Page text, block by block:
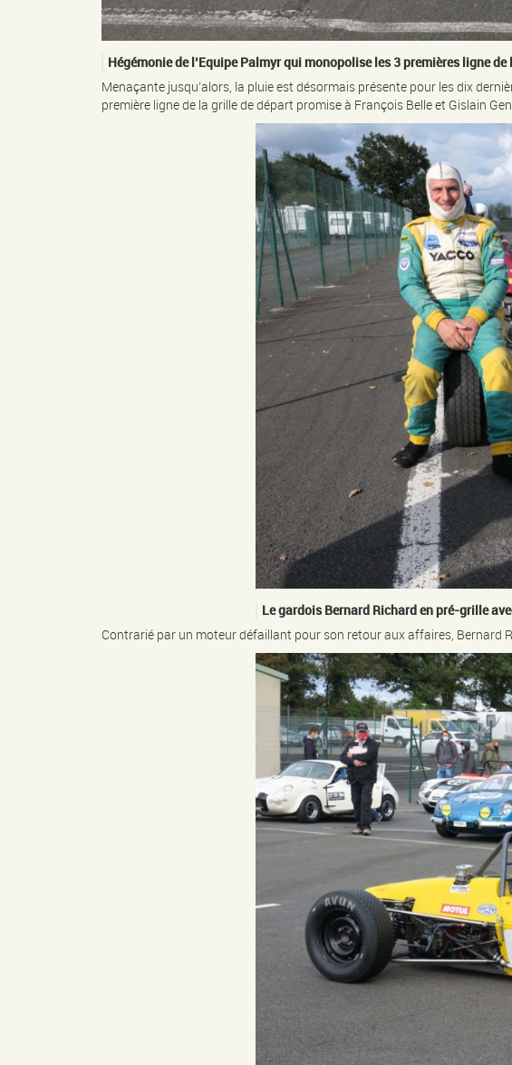
Hégémonie de l’Equipe Palmyr qui monopolise les 3 premières ligne
Menaçante jusqu’alors, la pluie est désormais présente pour les dix
première ligne de la grille de départ promise à François Belle et Gislain
Le gardois Bernard Richard en pré-grille
Contrarié par un moteur défaillant pour son retour aux affaires, Bernard